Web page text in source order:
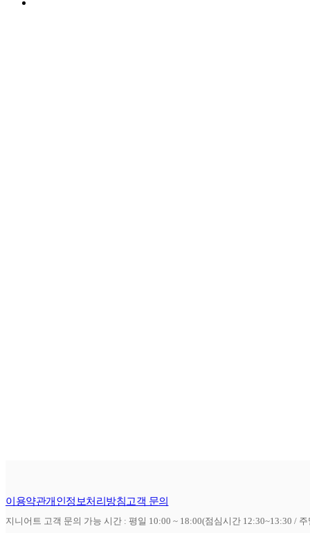
이용약관개인정보처리방침고객 문의
지니어트 고객 문의 가능 시간 : 평일 10:00 ~ 18:00(점심시간 12:30~13:30 /